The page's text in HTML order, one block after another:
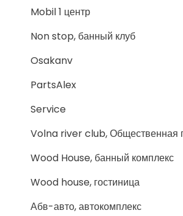
Mobil 1 центр
Non stop, банный клуб
Osakanv
PartsAlex
Service
Volna river club, Общественная
Wood House, банный комплекс
Wood house, гостиница
Абв-авто, автокомплекс